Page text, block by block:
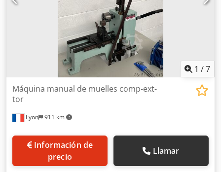
1 /7
Lyon 911 km
Máquina manual de muelles comp-ext-
tor
Información de
precio
Llamar